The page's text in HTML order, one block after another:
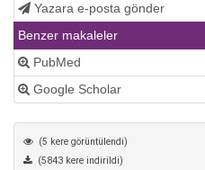
Yazara e-posta gönder
Benzer makaleler
PubMed
Google Scholar
(5 kere görüntülendi)
(5843 kere indirildi)